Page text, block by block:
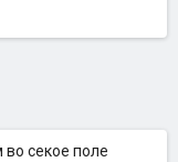
во секое поле